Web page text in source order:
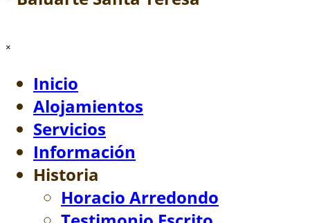
×
Inicio
Alojamientos
Servicios
Información
Historia
Horacio Arredondo